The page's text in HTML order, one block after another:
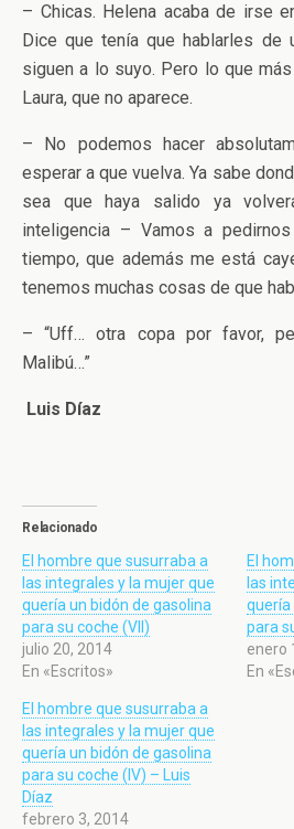
– Chicas. Helena acaba de irse
Dice que tenía que hablarles de
siguen a lo suyo. Pero lo que
Laura, que no aparece.
– No podemos hacer
esperar a que vuelva. Ya sabe
sea que haya salido ya
inteligencia – Vamos a
tiempo, que además me está
tenemos muchas cosas de que
– “Uff… otra copa por favor,
Malibú…”
Luis Díaz
Relacionado
El hombre que susurraba a
las integrales y la mujer que
quería un bidón de gasolina
para su coche (VII)
julio 20, 2014
En «Escritos»
El
las
quería
para
enero
En
El hombre que susurraba a
las integrales y la mujer que
quería un bidón de gasolina
para su coche (IV) – Luis
Díaz
febrero 3, 2014